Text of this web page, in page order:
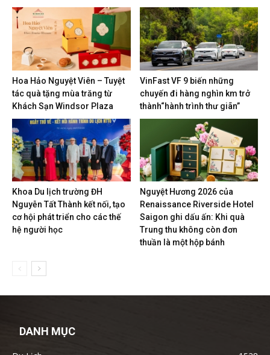
Hoa Hảo Nguyệt Viên – Tuyệt
tác quà tặng mùa trăng từ
Khách Sạn Windsor Plaza
VinFast VF 9 biến những
chuyến đi hàng nghìn km trở
thành“hành trình thư giãn”
Khoa Du lịch trường ĐH
Nguyễn Tất Thành kết nối, tạo
cơ hội phát triển cho các thế
hệ người học
Nguyệt Hương 2026 của
Renaissance Riverside Hotel
Saigon ghi dấu ấn: Khi quà
Trung thu không còn đơn
thuần là một hộp bánh
DANH MỤC